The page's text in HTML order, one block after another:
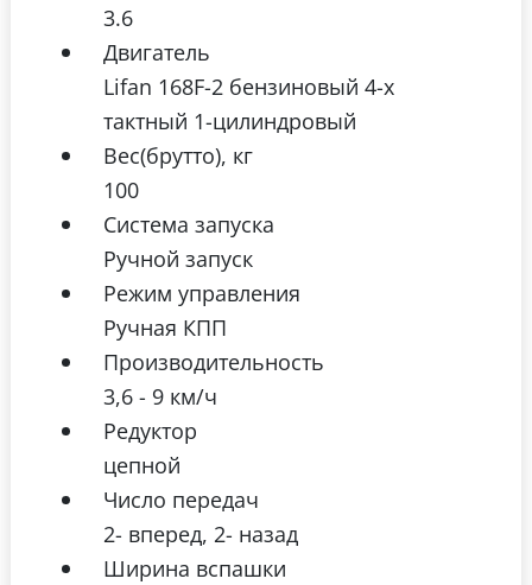
3.6
Двигатель
Lifan 168F-2 бензиновый 4-х
тактный 1-цилиндровый
Вес(брутто), кг
100
Система запуска
Ручной запуск
Режим управления
Ручная КПП
Производительность
3,6 - 9 км/ч
Редуктор
цепной
Число передач
2- вперед, 2- назад
Ширина вспашки